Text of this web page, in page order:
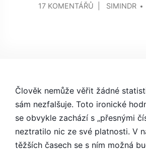
17 KOMENTÁŘŮ
UŽIVATEL
SIMINDR
Člověk nemůže věřit žádné
sám nezfalšuje. Toto ironické
se obvykle zachází s „přesnými
neztratilo nic ze své platnosti. V
těžších časech se s ním možná